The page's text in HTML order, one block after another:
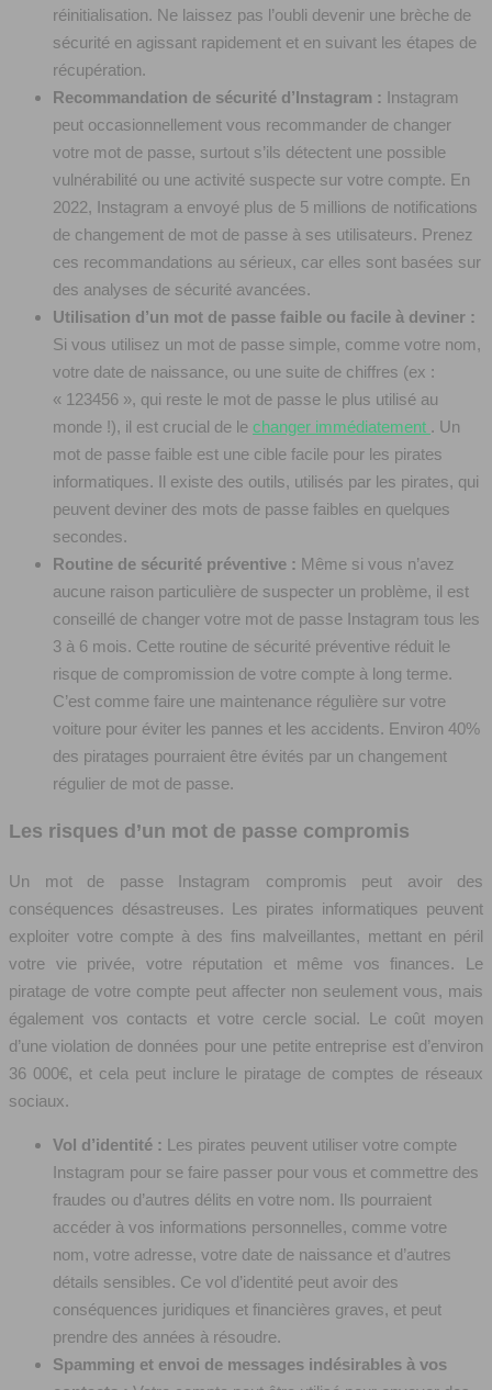
réinitialisation. Ne laissez pas l’oubli devenir une brèche de
sécurité en agissant rapidement et en suivant les étapes de
récupération.
Recommandation de sécurité d’Instagram : Instagram
peut occasionnellement vous recommander de changer
votre mot de passe, surtout s’ils détectent une possible
vulnérabilité ou une activité suspecte sur votre compte. En
2022, Instagram a envoyé plus de 5 millions de notifications
de changement de mot de passe à ses utilisateurs. Prenez
ces recommandations au sérieux, car elles sont basées sur
des analyses de sécurité avancées.
Utilisation d’un mot de passe faible ou facile à deviner :
Si vous utilisez un mot de passe simple, comme votre nom,
votre date de naissance, ou une suite de chiffres (ex :
« 123456 », qui reste le mot de passe le plus utilisé au
monde !), il est crucial de le changer immédiatement . Un
mot de passe faible est une cible facile pour les pirates
informatiques. Il existe des outils, utilisés par les pirates, qui
peuvent deviner des mots de passe faibles en quelques
secondes.
Routine de sécurité préventive : Même si vous n’avez
aucune raison particulière de suspecter un problème, il est
conseillé de changer votre mot de passe Instagram tous les
3 à 6 mois. Cette routine de sécurité préventive réduit le
risque de compromission de votre compte à long terme.
C’est comme faire une maintenance régulière sur votre
voiture pour éviter les pannes et les accidents. Environ 40%
des piratages pourraient être évités par un changement
régulier de mot de passe.
Les risques d’un mot de passe compromis
Un mot de passe Instagram compromis peut avoir des
conséquences désastreuses. Les pirates informatiques peuvent
exploiter votre compte à des fins malveillantes, mettant en péril
votre vie privée, votre réputation et même vos finances. Le
piratage de votre compte peut affecter non seulement vous, mais
également vos contacts et votre cercle social. Le coût moyen
d’une violation de données pour une petite entreprise est d’environ
36 000€, et cela peut inclure le piratage de comptes de réseaux
sociaux.
Vol d’identité : Les pirates peuvent utiliser votre compte
Instagram pour se faire passer pour vous et commettre des
fraudes ou d’autres délits en votre nom. Ils pourraient
accéder à vos informations personnelles, comme votre
nom, votre adresse, votre date de naissance et d’autres
détails sensibles. Ce vol d’identité peut avoir des
conséquences juridiques et financières graves, et peut
prendre des années à résoudre.
Spamming et envoi de messages indésirables à vos